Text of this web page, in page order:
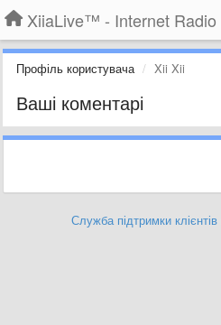
XiiaLive™ - Internet Radio
Профіль користувача Xii Xii
Ваші коментарі
Служба підтримки клієнтів